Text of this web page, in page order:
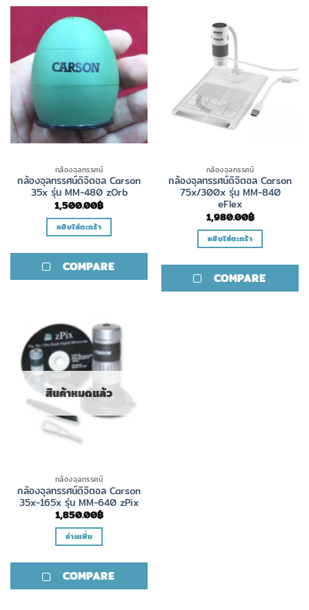
กล้องจุลทรรศน์
กล้องจุลทรรศน์ดิจิตอล Carson
35x รุ่น MM-480 zOrb
1,500.00฿
หยิบใส่ตะกร้า
COMPARE
กล้องจุลทรรศน์
กล้องจุลทรรศน์ดิจิตอล Carson
75x/300x รุ่น MM-840
eFlex
1,980.00฿
หยิบใส่ตะกร้า
COMPARE
สินค้าหมดแล้ว
กล้องจุลทรรศน์
กล้องจุลทรรศน์ดิจิตอล Carson
35x-165x รุ่น MM-640 zPix
1,850.00฿
อ่านเพิ่ม
COMPARE